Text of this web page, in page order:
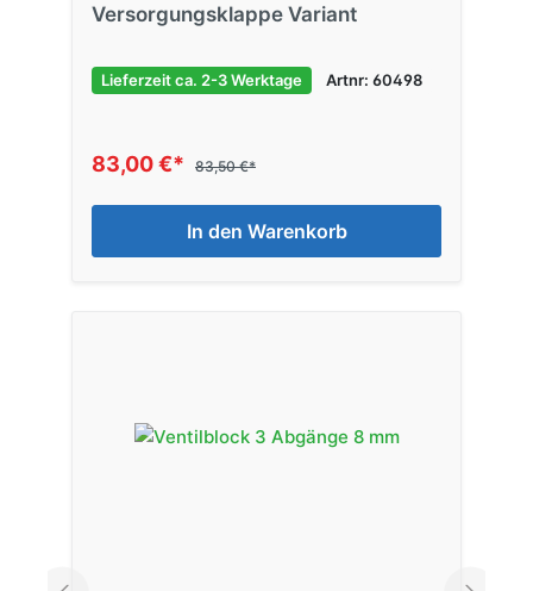
Versorgungsklappe Variant
Lieferzeit ca. 2-3 Werktage Artnr: 60498
83,00 €* 83,50 €*
In den Warenkorb